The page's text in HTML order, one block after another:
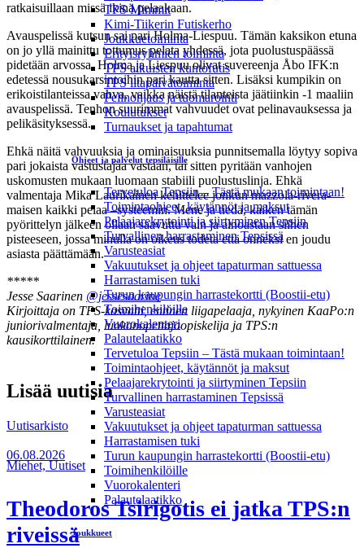
TPS Mimmit
Kimi-Tiikerin Futiskerho
Joukkuetoiminta
Erityisryhmien toiminta
TPS aikuisten kuntofutis
TPS iltapäivätoiminta
Pelinohjaus ja tuomarointi
Koulutukset
Turnaukset ja tapahtumat
Ohjeet ja palvelut tepsiläisille
Tervetuloa Tepsiin – Tästä mukaan toimintaan!
Toimintaohjeet, käytännöt ja maksut
Pelaajarekrytointi ja siirtyminen Tepsiin
Turvallinen harrastaminen Tepsissä
Varusteasiat
Vakuutukset ja ohjeet tapaturman sattuessa
Harrastamisen tuki
Turun kaupungin harrastekortti (Boostii-etu)
Toimihenkilöille
Vuorokalenteri
Palautelaatikko
Tervetuloa Tepsiin – Tästä mukaan toimintaan!
Toimintaohjeet, käytännöt ja maksut
Pelaajarekrytointi ja siirtyminen Tepsiin
Turvallinen harrastaminen Tepsissä
Varusteasiat
Vakuutukset ja ohjeet tapaturman sattuessa
Harrastamisen tuki
Turun kaupungin harrastekortti (Boostii-etu)
Toimihenkilöille
Vuorokalenteri
Palautelaatikko
Joukkueet
ratkaisuillaan missä ikinä pelaakaan.
Avauspelissä kutsun sai pari Holma-Liespuu. Tämän kaksikon etuna
on jo yllä mainittu tottumus pelata yhdessä, jota puolustuspäässä
pidetään arvossa. Holma ja Liespuu olivat suvereenja Åbo IFK:n
edetessä nousukarsintoihin pari kautta sitten. Lisäksi kumpikin on
erikoistilanteissa vahva, vaikka näistä tilanteista jäätiinkin -1 maaliin
avauspelissä. Tenhon suurimmat vahvuudet ovat pelinavauksessa ja
pelikäsityksessä.
Ehkä näitä vahvuuksia ja ominaisuuksia punnitsemalla löytyy sopiva
pari jokaista vastustajaa vastaan, tai sitten pyritään vanhojen
uskomusten mukaan luomaan stabiili puolustuslinja. Ehkä
valmentaja Mika Laurikainen kehittelee jonkun mazzola-rivera-
maisen kaikki pelaa –systeemin. Mene ja tiedä, kaiken tämän
pyörittelyn jälkeen ollaan saavuttu vain ja ainoastaan siihen
pisteeseen, jossa minulla on oikeus todeta että onneksi en joudu
asiasta päättämään.
*****
Jesse Saarinen @jessesaarine
Kirjoittaja on TPS-kasvatti, entinen liigapelaaja, nykyinen KaaPo:n
juniorivalmentaja, luokanopettajaopiskelija ja TPS:n
kausikorttilainen.
Lisää uutisia
Uutisarkisto
06.08.2026
Miehet, Uutiset
Theodoros Tsirigotis ei jatka TPS:n
riveissä